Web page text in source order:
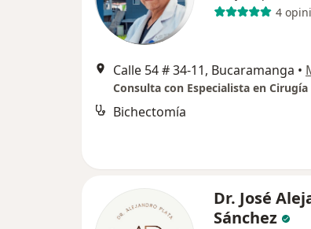
4
Calle 54 # 34-11, Bucaramanga •
Bichectomía
Dr. José
Sánchez